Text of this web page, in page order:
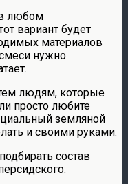
любом
вариант будет
материалов
нужно
людям, которые
просто любите
земляной
и своими руками.
состав